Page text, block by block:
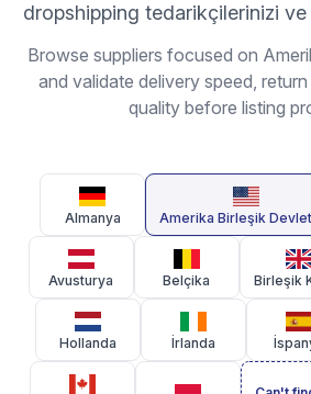
dropshipping tedarikçilerinizi ve
Browse suppliers focused on
and validate delivery speed,
quality before listing
Almanya Amerika Birleşik
Avusturya Belçika Birleşik
Hollanda İrlanda